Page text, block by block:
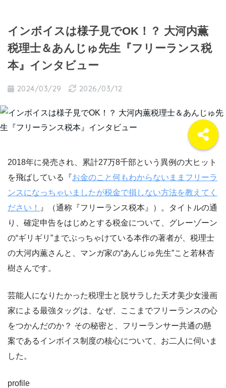
インボイスは様子見でOK！？ 大河内薫
税理士＆あんじゅ先生『フリーランス税
本』インタビュー
2024/03/29 2026/03/12
2018年に発売され、累計27万8千部という異例の大ヒット
を飛ばしている『お金のこと何もわからないままフリーラ
ンスになっちゃいましたが税金で損しない方法を教えてく
ださい！
』（通称『フリーランス税本』）。タイトルの通
り、確定申告をはじめとする税金について、グレーゾーン
の“ギリギリ”までぶっちゃけている本作の著者が、税理士
の大河内薫さんと、マンガ家の“あんじゅ先生”こと若林杏
樹さんです。
芸能人になりたかった税理士と脱サラした天才美少女漫画
家による最強タッグは、なぜ、ここまでフリーランスの心
をつかんだのか？ その秘密と、フリーランサー共通の懸
案であるインボイス制度の核心について、お二人に伺いま
した。
profile